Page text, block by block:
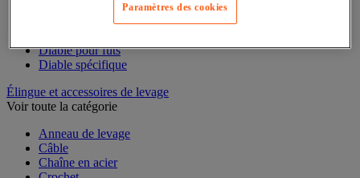
Diable pour fûts
Diable spécifique
Élingue et accessoires de levage
Voir toute la catégorie
Anneau de levage
Câble
Chaîne en acier
Paramètres des cookies